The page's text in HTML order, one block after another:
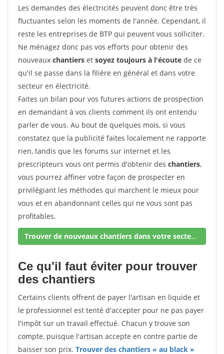
Les demandes des électricités peuvent donc être très
fluctuantes selon les moments de l'année. Cependant, il
reste les entreprises de BTP qui peuvent vous solliciter.
Ne ménagez donc pas vos efforts pour obtenir des
nouveaux chantiers et soyez toujours à l'écoute de ce
qu'il se passe dans la filière en général et dans votre
secteur en électricité.
Faites un bilan pour vos futures actions de prospection
en demandant à vos clients comment ils ont entendu
parler de vous. Au bout de quelques mois, si vous
constatez que la publicité faites localement ne rapporte
rien, tandis que les forums sur internet et les
prescripteurs vous ont permis d'obtenir des chantiers,
vous pourrez affiner votre façon de prospecter en
privilégiant les méthodes qui marchent le mieux pour
vous et en abandonnant celles qui ne vous sont pas
profitables.
Trouver de nouveaux chantiers dans votre secteur !
Ce qu'il faut éviter pour trouver
des chantiers
Certains clients offrent de payer l'artisan en liquide et
le professionnel est tenté d'accepter pour ne pas payer
l'impôt sur un travail effectué. Chacun y trouve son
compte, puisque l'artisan accepte en contre partie de
baisser son prix. Trouver des chantiers « au black »